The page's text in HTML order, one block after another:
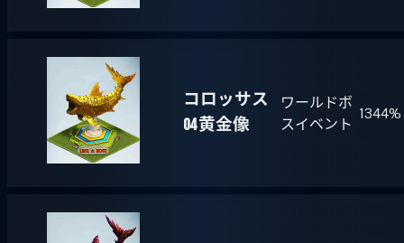
コロッサス
04 黄金像
ワールドボ
スイベント
1344%